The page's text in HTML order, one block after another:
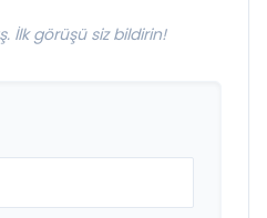
İlk görüşü siz bildirin!